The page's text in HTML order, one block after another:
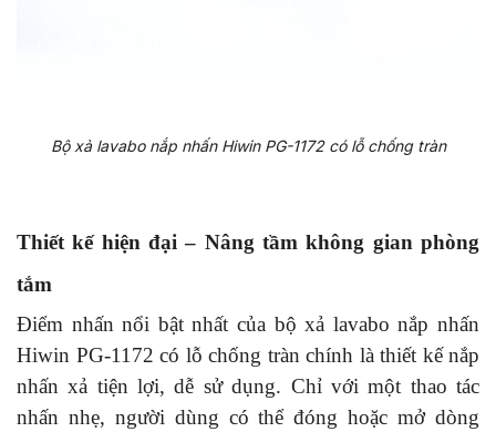
Bộ xả lavabo nắp nhấn Hiwin PG-1172 có lỗ chống tràn
Thiết kế hiện đại – Nâng tầm không gian phòng
tắm
Điểm nhấn nổi bật nhất của bộ xả lavabo nắp nhấn
Hiwin PG-1172 có lỗ chống tràn chính là thiết kế nắp
nhấn xả tiện lợi, dễ sử dụng. Chỉ với một thao tác
nhấn nhẹ, người dùng có thể đóng hoặc mở dòng